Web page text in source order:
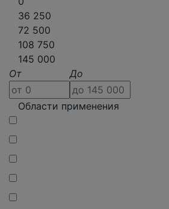
36 250
72 500
108 750
145 000
От
До
Области применения